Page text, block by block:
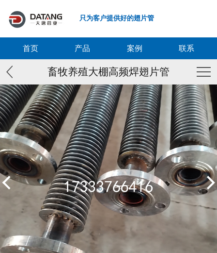
只为客户提供好的翅片管
首页 产品 案例 联系
畜牧养殖大棚高频焊翅片管